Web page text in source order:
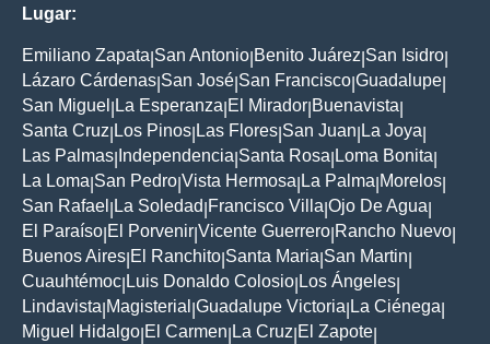
Lugar:
Emiliano Zapata San Antonio Benito Juárez San Isidro
Lázaro Cárdenas San José San Francisco Guadalupe
San Miguel
La Esperanza El Mirador Buenavista
Santa Cruz Los Pinos Las Flores San Juan La Joya
Las Palmas Independencia Santa Rosa Loma Bonita
La Loma San Pedro Vista Hermosa La Palma Morelos
San Rafael
La Soledad Francisco Villa Ojo De Agua
El Paraíso El Porvenir Vicente Guerrero Rancho Nuevo
Buenos Aires El Ranchito Santa Maria San Martin
Cuauhtémoc Luis Donaldo Colosio Los Ángeles
Lindavista Magisterial Guadalupe Victoria La Ciénega
Miguel Hidalgo El Carmen La Cruz El Zapote